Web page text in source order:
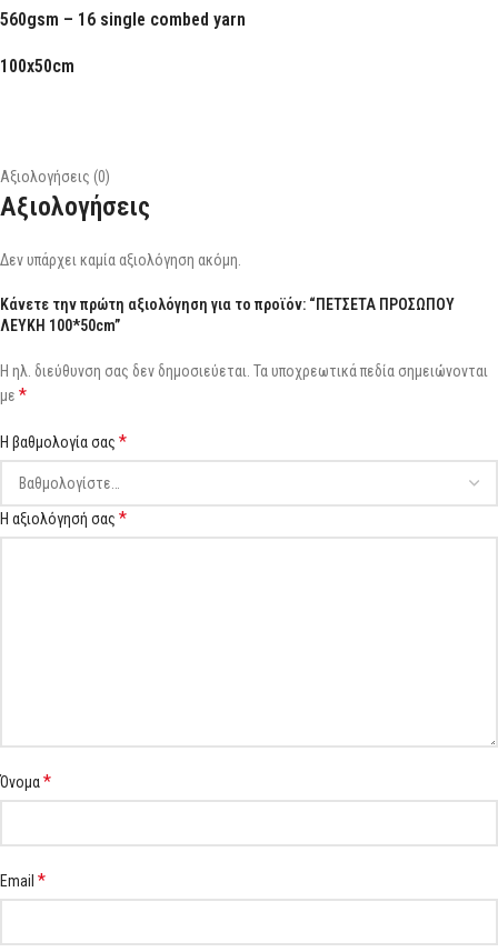
560gsm – 16 single combed yarn
100x50cm
Αξιολογήσεις (0)
Αξιολογήσεις
Δεν υπάρχει καμία αξιολόγηση ακόμη.
Κάνετε την πρώτη αξιολόγηση για το προϊόν: “ΠΕΤΣΕΤΑ ΠΡΟΣΩΠΟΥ
ΛΕΥΚΗ 100*50cm”
Η ηλ. διεύθυνση σας δεν δημοσιεύεται. Τα υποχρεωτικά πεδία σημειώνονται
με *
Η βαθμολογία σας *
Η αξιολόγησή σας *
Όνομα*
Email *